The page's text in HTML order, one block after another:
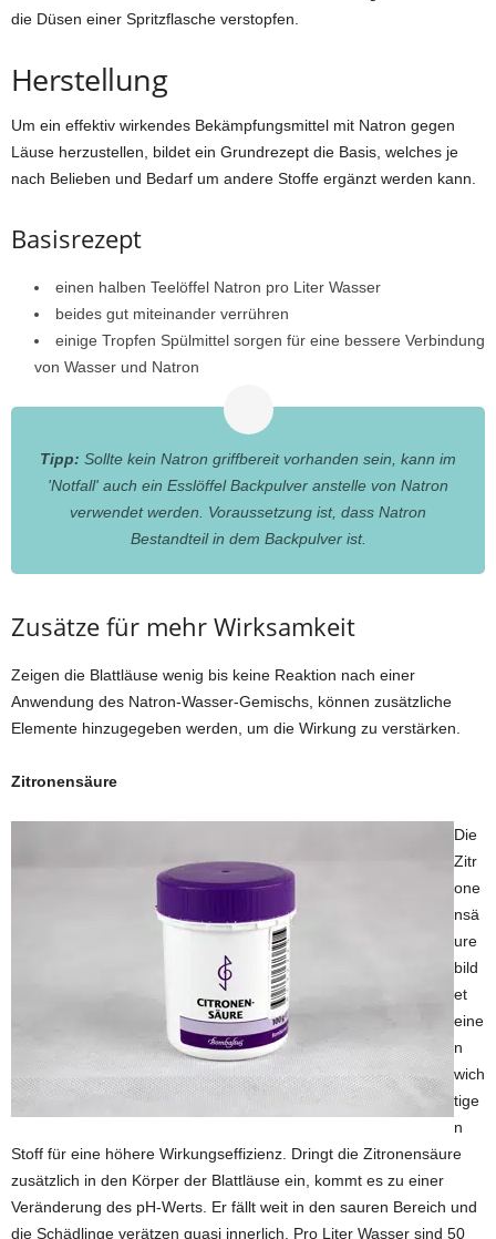
die Düsen einer Spritzflasche verstopfen.
Herstellung
Um ein effektiv wirkendes Bekämpfungsmittel mit Natron gegen
Läuse herzustellen, bildet ein Grundrezept die Basis, welches je
nach Belieben und Bedarf um andere Stoffe ergänzt werden kann.
Basisrezept
einen halben Teelöffel Natron pro Liter Wasser
beides gut miteinander verrühren
einige Tropfen Spülmittel sorgen für eine bessere Verbindung
von Wasser und Natron
Tipp: Sollte kein Natron griffbereit vorhanden sein, kann im
'Notfall' auch ein Esslöffel Backpulver anstelle von Natron
verwendet werden. Voraussetzung ist, dass Natron
Bestandteil in dem Backpulver ist.
Zusätze für mehr Wirksamkeit
Zeigen die Blattläuse wenig bis keine Reaktion nach einer
Anwendung des Natron-Wasser-Gemischs, können zusätzliche
Elemente hinzugegeben werden, um die Wirkung zu verstärken.
Zitronensäure
Die
Zitr
one
nsä
ure
bild
et
eine
n
wich
tige
n
Stoff für eine höhere Wirkungseffizienz. Dringt die Zitronensäure
zusätzlich in den Körper der Blattläuse ein, kommt es zu einer
Veränderung des pH-Werts. Er fällt weit in den sauren Bereich und
die Schädlinge verätzen quasi innerlich. Pro Liter Wasser sind 50